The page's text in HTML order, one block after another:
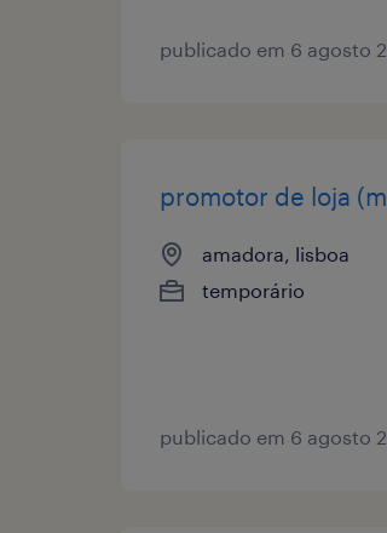
publicado em 6 agosto
promotor de loja
amadora, lisboa
temporário
publicado em 6 agosto